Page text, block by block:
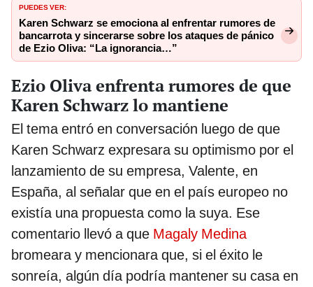
PUEDES VER:
Karen Schwarz se emociona al enfrentar rumores de
bancarrota y sincerarse sobre los ataques de pánico
de Ezio Oliva: “La ignorancia…”
Ezio Oliva enfrenta rumores de que
Karen Schwarz lo mantiene
El tema entró en conversación luego de que
Karen Schwarz expresara su optimismo por el
lanzamiento de su empresa, Valente, en
España, al señalar que en el país europeo no
existía una propuesta como la suya. Ese
comentario llevó a que Magaly Medina
bromeara y mencionara que, si el éxito le
sonreía, algún día podría mantener su casa en